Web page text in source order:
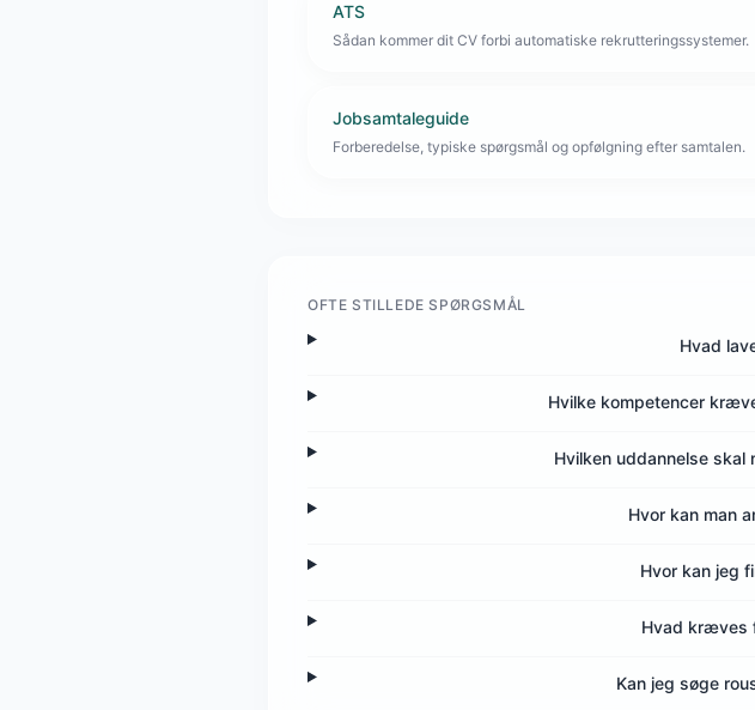
ATS
Sådan kommer dit CV forbi automatiske rekrutteringssystemer.
Jobsamtaleguide
Forberedelse, typiske spørgsmål og opfølgning efter samtalen.
OFTE STILLEDE SPØRGSMÅL
Hvad
Hvilke kompetencer
Hvilken uddannelse skal
Hvor kan man
Hvor kan jeg
Hvad kræves
Kan jeg søge